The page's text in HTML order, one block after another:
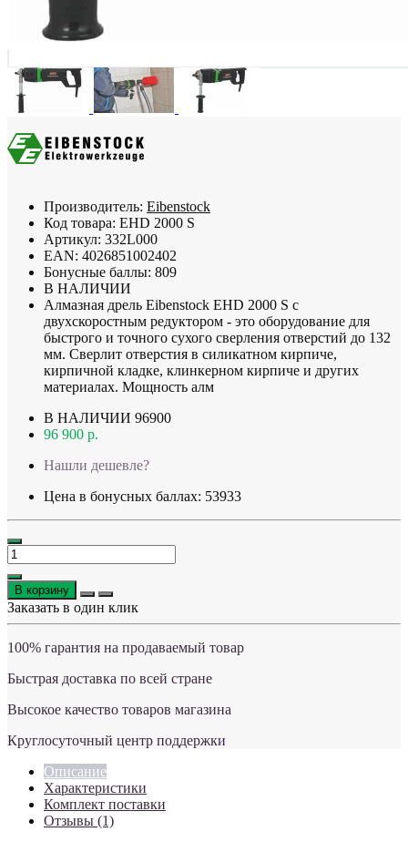
Производитель: Eibenstock
Код товара: EHD 2000 S
Артикул: 332L000
EAN: 4026851002402
Бонусные баллы: 809
В НАЛИЧИИ
Алмазная дрель Eibenstock EHD 2000 S с
двухскоростным редуктором - это оборудование для
быстрого и точного сухого сверления отверстий до 132
мм. Сверлит отверстия в силикатном кирпиче,
кирпичной кладке, клинкерном кирпиче и других
материалах. Мощность алм
В НАЛИЧИИ 96900
96 900 р.
Нашли дешевле?
Цена в бонусных баллах: 53933
В корзину
Заказать в один клик
100% гарантия на продаваемый товар
Быстрая доставка по всей стране
Высокое качество товаров магазина
Круглосуточный центр поддержки
Описание
Характеристики
Комплект поставки
Отзывы (1)